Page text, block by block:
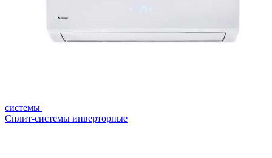
системы
Сплит-системы инверторные